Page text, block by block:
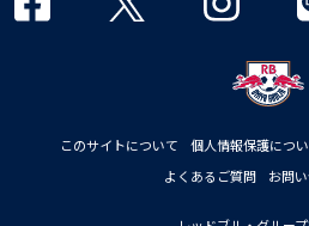
このサイトについて 個人情報保護につ
よくあるご質問
お問